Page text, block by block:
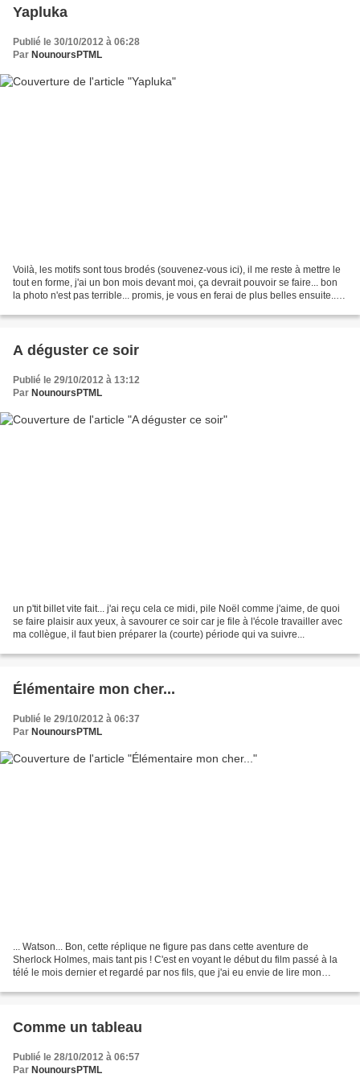
Yapluka
Publié le 30/10/2012 à 06:28
Par NounoursPTML
Voilà, les motifs sont tous brodés (souvenez-vous ici), il me reste à mettre le
tout en forme, j'ai un bon mois devant moi, ça devrait pouvoir se faire... bon
la photo n'est pas terrible... promis, je vous en ferai de plus belles ensuite...
A déguster ce soir
Publié le 29/10/2012 à 13:12
Par NounoursPTML
un p'tit billet vite fait... j'ai reçu cela ce midi, pile Noël comme j'aime, de quoi
se faire plaisir aux yeux, à savourer ce soir car je file à l'école travailler avec
ma collègue, il faut bien préparer la (courte) période qui va suivre...
Élémentaire mon cher...
Publié le 29/10/2012 à 06:37
Par NounoursPTML
... Watson... Bon, cette réplique ne figure pas dans cette aventure de
Sherlock Holmes, mais tant pis ! C'est en voyant le début du film passé à la
télé le mois dernier et regardé par nos fils, que j'ai eu envie de lire mon
Comme un tableau
Publié le 28/10/2012 à 06:57
Par NounoursPTML